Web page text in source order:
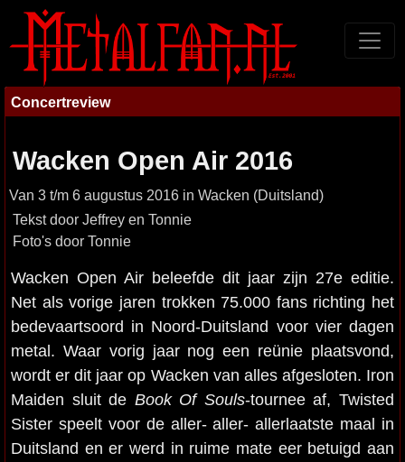
Concertreview
Wacken Open Air 2016
Van 3 t/m 6 augustus 2016 in Wacken (Duitsland)
Tekst door Jeffrey en Tonnie
Foto's door Tonnie
Wacken Open Air beleefde dit jaar zijn 27e editie.
Net als vorige jaren trokken 75.000 fans richting het
bedevaartsoord in Noord-Duitsland voor vier dagen
metal. Waar vorig jaar nog een reünie plaatsvond,
wordt er dit jaar op Wacken van alles afgesloten. Iron
Maiden sluit de Book Of Souls-tournee af, Twisted
Sister speelt voor de aller- aller- allerlaatste maal in
Duitsland en er werd in ruime mate eer betuigd aan